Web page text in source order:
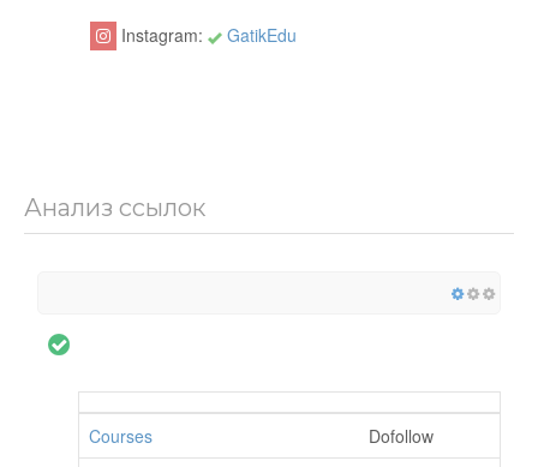
Instagram: GatikEdu
Анализ ссылок
Courses
Dofollow